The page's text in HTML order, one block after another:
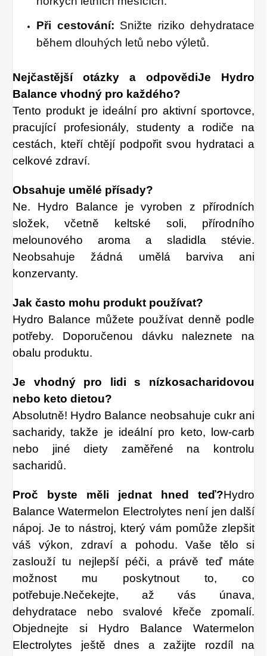
Při cestování: Snižte riziko dehydratace
během dlouhých letů nebo výletů.
Nejčastější otázky a odpovědiJe Hydro
Balance vhodný pro každého?
Tento produkt je ideální pro aktivní sportovce,
pracující profesionály, studenty a rodiče na
cestách, kteří chtějí podpořit svou hydrataci a
celkové zdraví.
Obsahuje umělé přísady?
Ne. Hydro Balance je vyroben z přírodních
složek, včetně keltské soli, přírodního
melounového aroma a sladidla stévie.
Neobsahuje žádná umělá barviva ani
konzervanty.
Jak často mohu produkt používat?
Hydro Balance můžete používat denně podle
potřeby. Doporučenou dávku naleznete na
obalu produktu.
Je vhodný pro lidi s nízkosacharidovou
nebo keto dietou?
Absolutně! Hydro Balance neobsahuje cukr ani
sacharidy, takže je ideální pro keto, low-carb
nebo jiné diety zaměřené na kontrolu
sacharidů.
Proč byste měli jednat hned teď?Hydro
Balance Watermelon Electrolytes není jen další
nápoj. Je to nástroj, který vám pomůže zlepšit
váš výkon, zdraví a pohodu. Vaše tělo si
zaslouží tu nejlepší péči, a právě teď máte
možnost mu poskytnout to, co
potřebuje.Nečekejte, až vás únava,
dehydratace nebo svalové křeče zpomalí.
Objednejte si Hydro Balance Watermelon
Electrolytes ještě dnes a zažijte rozdíl na